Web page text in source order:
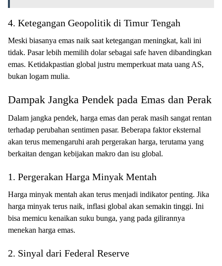
4. Ketegangan Geopolitik di Timur Tengah
Meski biasanya emas naik saat ketegangan meningkat, kali ini
tidak. Pasar lebih memilih dolar sebagai safe haven dibandingkan
emas. Ketidakpastian global justru memperkuat mata uang AS,
bukan logam mulia.
Dampak Jangka Pendek pada Emas dan Perak
Dalam jangka pendek, harga emas dan perak masih sangat rentan
terhadap perubahan sentimen pasar. Beberapa faktor eksternal
akan terus memengaruhi arah pergerakan harga, terutama yang
berkaitan dengan kebijakan makro dan isu global.
1. Pergerakan Harga Minyak Mentah
Harga minyak mentah akan terus menjadi indikator penting. Jika
harga minyak terus naik, inflasi global akan semakin tinggi. Ini
bisa memicu kenaikan suku bunga, yang pada gilirannya
menekan harga emas.
2. Sinyal dari Federal Reserve